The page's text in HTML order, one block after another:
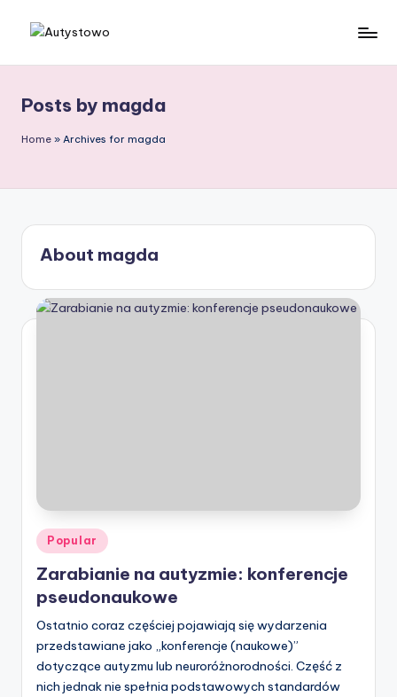
t
y
o
w
o
Posts by magda
Home » Archives for magda
About magda
Posted
in
Popular
Zarabianie na autyzmie: konferencje
pseudonaukowe
Ostatnio coraz częściej pojawiają się wydarzenia
przedstawiane jako „konferencje (naukowe)”
dotyczące autyzmu lub neuroróżnorodności. Część z
nich jednak nie spełnia podstawowych standardów